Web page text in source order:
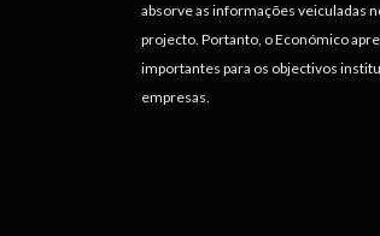
absorve as informações veiculadas
projecto. Portanto, o Económico
importantes para os objectivos
empresas.